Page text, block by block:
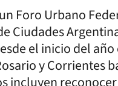
Foro Urbano
Ciudades
el inicio del año
y Corrientes